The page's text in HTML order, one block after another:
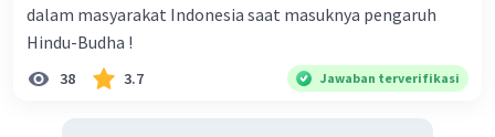
Iklan
Pemimpin kemerdekaan, termasuk Soekarno, memiliki
pandangan bahwa Indonesia, yang baru merdeka dan
menghadapi berbagai tantangan, mungkin belum siap
untuk mengelola sistem presidensial yang cenderung
dalam masyarakat Indonesia saat masuknya pengaruh
Hindu-Budha !
38 3.7 Jawaban terverifikasi